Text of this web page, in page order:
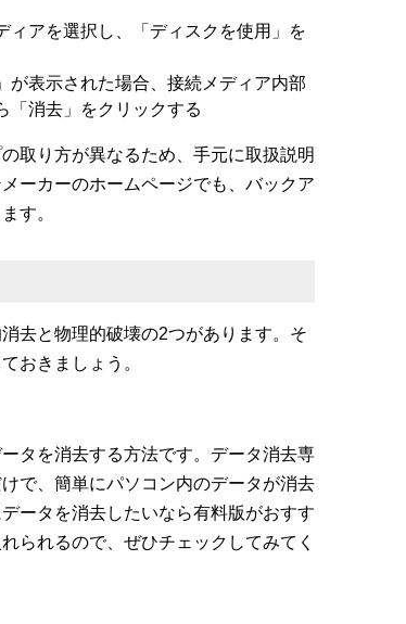
ィアを選択し、「ディスクを使用」を
が表示された場合、接続メディア内部
「消去」をクリックする
取り方が異なるため、手元に取扱説明
ーカーのホームページでも、バックア
す。
去と物理的破壊の2つがあります。そ
おきましょう。
タを消去する方法です。データ消去専
で、簡単にパソコン内のデータが消去
ータを消去したいなら有料版がおすす
られるので、ぜひチェックしてみてく